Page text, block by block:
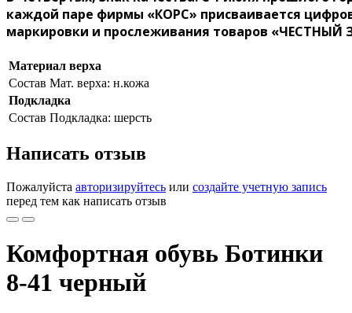
каждой паре фирмы «КОРС» присваивается
маркировки и прослеживания товаров «ЧЕСТНЫЙ
Материал верха
Состав Мат. верха: н.кожа
Подкладка
Состав Подкладка: шерсть
Написать отзыв
Пожалуйста авторизируйтесь или создайте учетную запись
перед тем как написать отзыв
Комфортная обувь Ботинки
8-41 черный